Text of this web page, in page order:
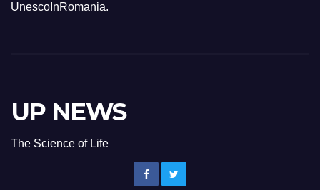
UnescoInRomania.
UP NEWS
The Science of Life